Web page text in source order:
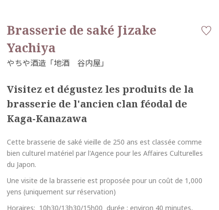
Brasserie de saké Jizake
Yachiya
Visitez et dégustez les produits de la
brasserie de l'ancien clan féodal de
Kaga-Kanazawa
Cette brasserie de saké vieille de 250 ans est classée comme
bien culturel matériel par l'Agence pour les Affaires Culturelles
du Japon.
Une visite de la brasserie est proposée pour un coût de 1,000
yens (uniquement sur réservation)
Horaires: 10h30/13h30/15h00 durée : environ 40 minutes,